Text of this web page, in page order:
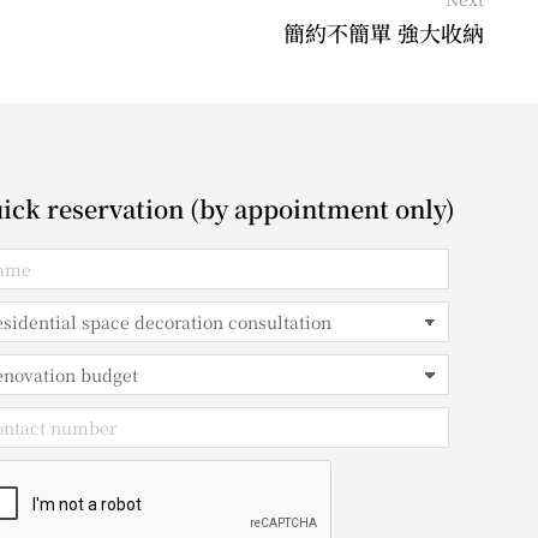
簡約不簡單 強大收納
reservation (by appointment only)